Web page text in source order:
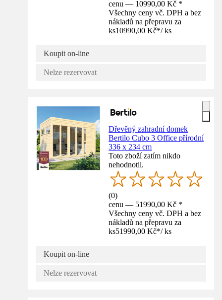
cenu — 10990,00 Kč *
Všechny ceny vč. DPH a bez
nákladů na přepravu za
ks10990,00 Kč*/ ks
Koupit on-line
Nelze rezervovat
Dřevěný zahradní domek
Bertilo Cubo 3 Office přírodní
336 x 234 cm
Toto zboží zatím nikdo
nehodnotil.
(0)
cenu — 51990,00 Kč *
Všechny ceny vč. DPH a bez
nákladů na přepravu za
ks51990,00 Kč*/ ks
Koupit on-line
Nelze rezervovat